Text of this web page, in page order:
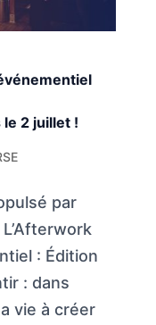
2 juillet !
par
: Édition
: dans
vie à créer